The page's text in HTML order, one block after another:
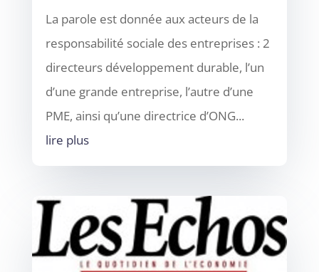
La parole est donnée aux acteurs de la
responsabilité sociale des entreprises : 2
directeurs développement durable, l’un
d’une grande entreprise, l’autre d’une
PME, ainsi qu’une directrice d’ONG...
lire plus